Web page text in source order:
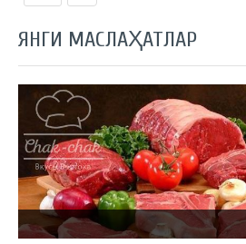
ЯНГИ МАСЛАҲАТЛАР